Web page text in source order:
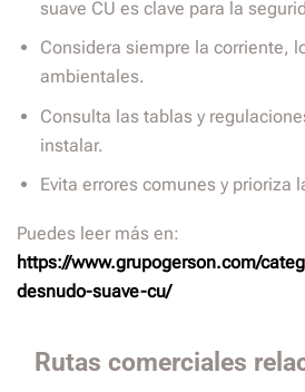
suave CU es clave para la
Considera siempre la corriente,
ambientales.
Consulta las tablas y
instalar.
Evita errores comunes y prioriza
Puedes leer más en:
https://www.grupogerson.com/
desnudo-suave-cu/
Rutas comerciales